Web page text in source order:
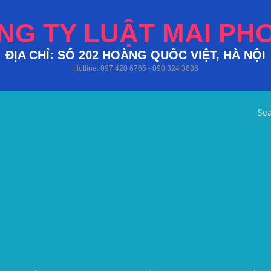
TY LUẬT MAI
ĐỊA CHỈ: SỐ 202 HOÀNG QUỐC VIỆT, HÀ NỘI
Hotline: 097 420 6766 - 090 324 3686